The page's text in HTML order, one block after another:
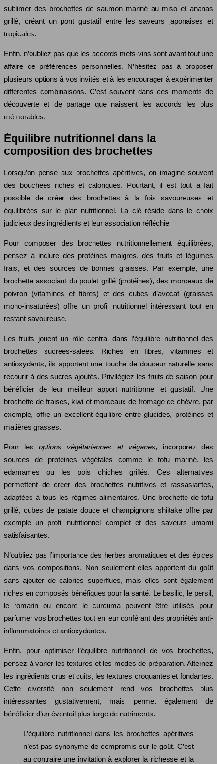
sublimer des brochettes de saumon mariné au miso et ananas
grillé, créant un pont gustatif entre les saveurs japonaises et
tropicales.
Enfin, n’oubliez pas que les accords mets-vins sont avant tout une
affaire de préférences personnelles. N’hésitez pas à proposer
plusieurs options à vos invités et à les encourager à expérimenter
différentes combinaisons. C’est souvent dans ces moments de
découverte et de partage que naissent les accords les plus
mémorables.
Équilibre nutritionnel dans la
composition des brochettes
Lorsqu’on pense aux brochettes apéritives, on imagine souvent
des bouchées riches et caloriques. Pourtant, il est tout à fait
possible de créer des brochettes à la fois savoureuses et
équilibrées sur le plan nutritionnel. La clé réside dans le choix
judicieux des ingrédients et leur association réfléchie.
Pour composer des brochettes nutritionnellement équilibrées,
pensez à inclure des protéines maigres, des fruits et légumes
frais, et des sources de bonnes graisses. Par exemple, une
brochette associant du poulet grillé (protéines), des morceaux de
poivron (vitamines et fibres) et des cubes d’avocat (graisses
mono-insaturées) offre un profil nutritionnel intéressant tout en
restant savoureuse.
Les fruits jouent un rôle central dans l’équilibre nutritionnel des
brochettes sucrées-salées. Riches en fibres, vitamines et
antioxydants, ils apportent une touche de douceur naturelle sans
recourir à des sucres ajoutés. Privilégiez les fruits de saison pour
bénéficier de leur meilleur apport nutritionnel et gustatif. Une
brochette de fraises, kiwi et morceaux de fromage de chèvre, par
exemple, offre un excellent équilibre entre glucides, protéines et
matières grasses.
Pour lesoptions végétariennes et véganes, incorporez des
sources de protéines végétales comme le tofu mariné, les
edamames ou les pois chiches grillés. Ces alternatives
permettent de créer des brochettes nutritives et rassasiantes,
adaptées à tous les régimes alimentaires. Une brochette de tofu
grillé, cubes de patate douce et champignons shiitake offre par
exemple un profil nutritionnel complet et des saveurs umami
satisfaisantes.
N’oubliez pas l’importance des herbes aromatiques et des épices
dans vos compositions. Non seulement elles apportent du goût
sans ajouter de calories superflues, mais elles sont également
riches en composés bénéfiques pour la santé. Le basilic, le persil,
le romarin ou encore le curcuma peuvent être utilisés pour
parfumer vos brochettes tout en leur conférant des propriétés anti-
inflammatoires et antioxydantes.
Enfin, pour optimiser l’équilibre nutritionnel de vos brochettes,
pensez à varier les textures et les modes de préparation. Alternez
les ingrédients crus et cuits, les textures croquantes et fondantes.
Cette diversité non seulement rend vos brochettes plus
intéressantes gustativement, mais permet également de
bénéficier d’un éventail plus large de nutriments.
L’équilibre nutritionnel dans les brochettes apéritives
n’est pas synonyme de compromis sur le goût. C’est
au contraire une invitation à explorer la richesse et la